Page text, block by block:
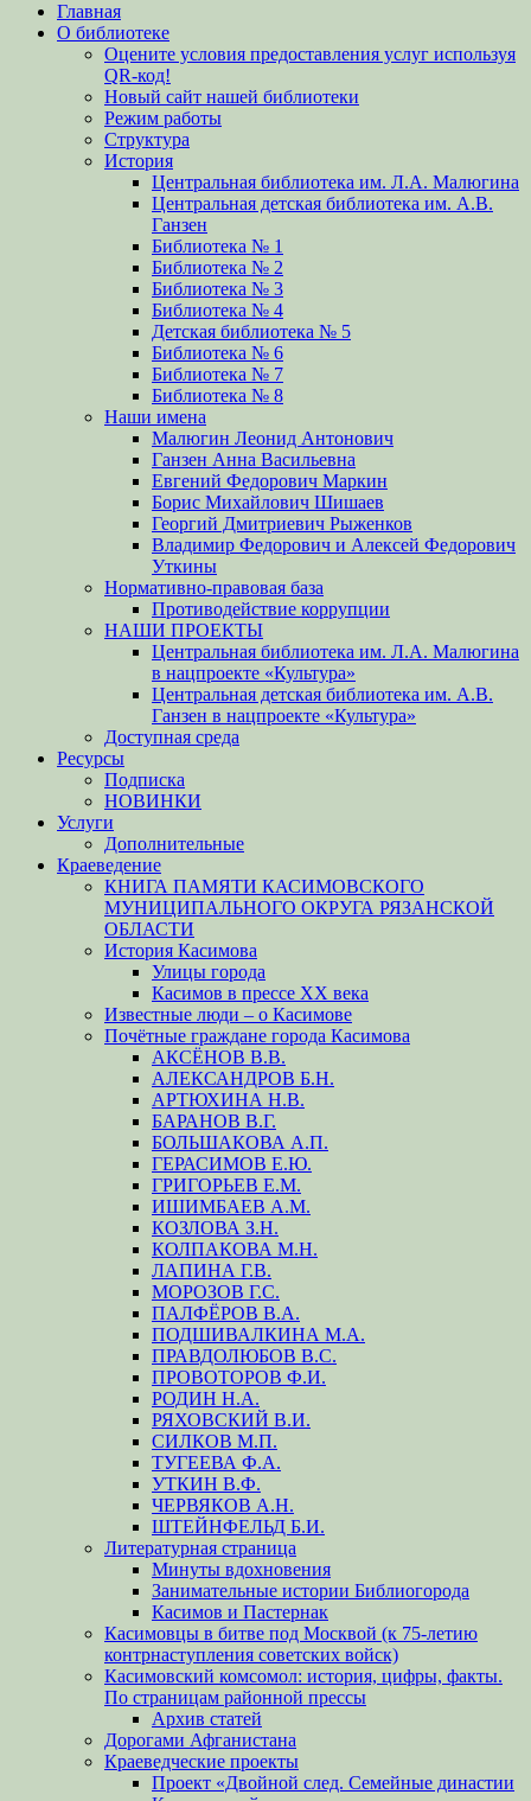
вверх
Главная
О библиотеке
Оцените условия предоставления услуг используя
QR-код!
Новый сайт нашей библиотеки
Режим работы
Структура
История
Центральная библиотека им. Л.А. Малюгина
Центральная детская библиотека им. А.В.
Ганзен
Библиотека № 1
Библиотека № 2
Библиотека № 3
Библиотека № 4
Детская библиотека № 5
Библиотека № 6
Библиотека № 7
Библиотека № 8
Наши имена
Малюгин Леонид Антонович
Ганзен Анна Васильевна
Евгений Федорович Маркин
Борис Михайлович Шишаев
Георгий Дмитриевич Рыженков
Владимир Федорович и Алексей Федорович
Уткины
Нормативно-правовая база
Противодействие коррупции
НАШИ ПРОЕКТЫ
Центральная библиотека им. Л.А. Малюгина
в нацпроекте «Культура»
Центральная детская библиотека им. А.В.
Ганзен в нацпроекте «Культура»
Доступная среда
Ресурсы
Подписка
НОВИНКИ
Услуги
Дополнительные
Краеведение
КНИГА ПАМЯТИ КАСИМОВСКОГО
МУНИЦИПАЛЬНОГО ОКРУГА РЯЗАНСКОЙ
ОБЛАСТИ
История Касимова
Улицы города
Касимов в прессе XX века
Известные люди – о Касимове
Почётные граждане города Касимова
АКСЁНОВ В.В.
АЛЕКСАНДРОВ Б.Н.
АРТЮХИНА Н.В.
БАРАНОВ В.Г.
БОЛЬШАКОВА А.П.
ГЕРАСИМОВ Е.Ю.
ГРИГОРЬЕВ Е.М.
ИШИМБАЕВ А.М.
КОЗЛОВА З.Н.
КОЛПАКОВА М.Н.
ЛАПИНА Г.В.
МОРОЗОВ Г.С.
ПАЛФЁРОВ В.А.
ПОДШИВАЛКИНА М.А.
ПРАВДОЛЮБОВ В.С.
ПРОВОТОРОВ Ф.И.
РОДИН Н.А.
РЯХОВСКИЙ В.И.
СИЛКОВ М.П.
ТУГЕЕВА Ф.А.
УТКИН В.Ф.
ЧЕРВЯКОВ А.Н.
ШТЕЙНФЕЛЬД Б.И.
Литературная страница
Минуты вдохновения
Занимательные истории Библиогорода
Касимов и Пастернак
Касимовцы в битве под Москвой (к 75-летию
контрнаступления советских войск)
Касимовский комсомол: история, цифры, факты.
По страницам районной прессы
Архив статей
Дорогами Афганистана
Краеведческие проекты
Проект «Двойной след. Семейные династии